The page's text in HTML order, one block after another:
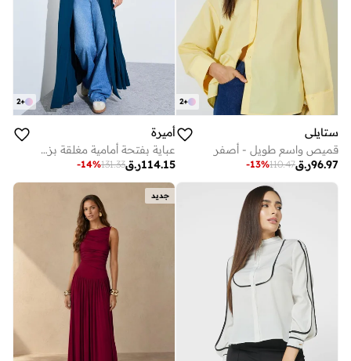
+
2
ستايلي
قميص واسع طويل - أصفر
ر.ق96.97
110.47
-13%
+
2
أميرة
عباية بفتحة أمامية مغلقة بزر واحد وتفاصيل بليسيه
ر.ق114.15
131.33
-14%
جديد